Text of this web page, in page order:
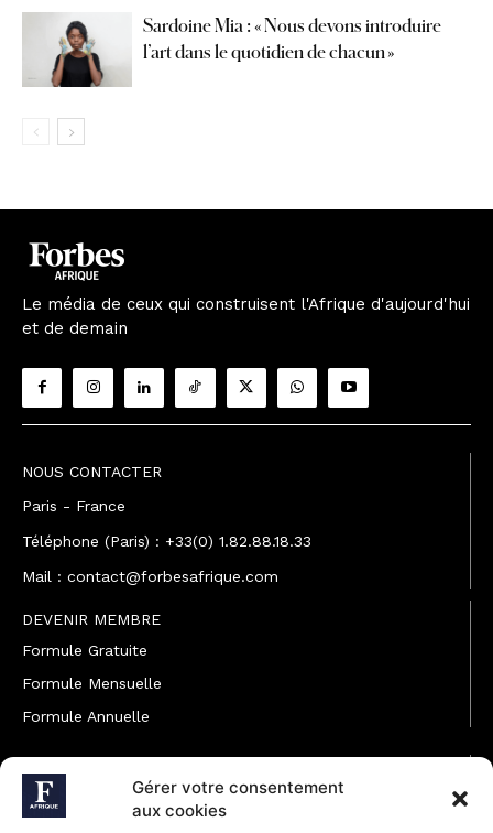
Gérer votre consentement
aux cookies
Sardoine Mia : « Nous devons introduire
l’art dans le quotidien de chacun »
Le média de ceux qui construisent l'Afrique d'aujourd'hui
et de demain
NOUS CONTACTER
Paris - France
Téléphone (Paris) : +33(0) 1.82.88.18.33
Mail : contact@forbesafrique.com
DEVENIR MEMBRE
Formule Gratuite
Formule Mensuelle
Formule Annuelle
JOINDRE L'ÉQUIPE
Rédaction